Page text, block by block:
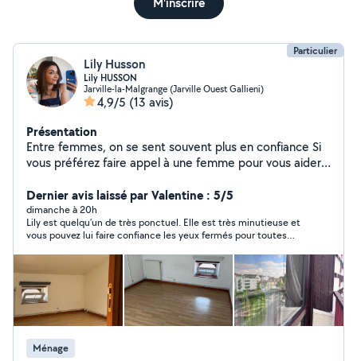
Particulier
Lily Husson
Lily HUSSON
Jarville-la-Malgrange (Jarville Ouest Gallieni)
4,9/5 (13 avis)
Présentation
Entre femmes, on se sent souvent plus en confiance Si
vous préférez faire appel à une femme pour vous aider
Lily, j'ai 23 ans et je suis diplômée d'un master manager
commerciale. Le matin je suis commerciale et l'après
midi disponible pour vous aider. Sérieuse, impliquée et
toujours motivée, j'aime rendre service et aider les
autres. Je propose : Ménage / entretien Garde
d'enfants (je possède le BAFA) Garde d'animaux Petits
services du quotidien (courses, colis, aide ponctuelle)
Au plaisir de vous aider !
Dernier avis laissé par Valentine : 5/5
dimanche à 20h
Lily est quelqu’un de très ponctuel. Elle est très minutieuse et
vous pouvez lui faire confiance les yeux fermés pour toutes
Ménage